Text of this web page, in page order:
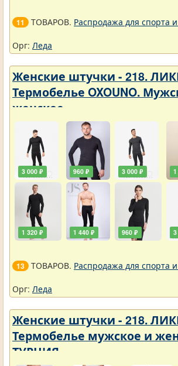
11 ТОВАРОВ. Распродажа для спорта
Орг: Леда
Женские штучки - 218.
Термобелье OXOUNO.
женское
3 000 ₽
1 320 ₽
960 ₽
1 440 ₽
3 000 ₽
960 ₽
13 ТОВАРОВ. Распродажа для спорта
Орг: Леда
Женские штучки - 218.
Термобелье мужское и
ТУРЦИЯ